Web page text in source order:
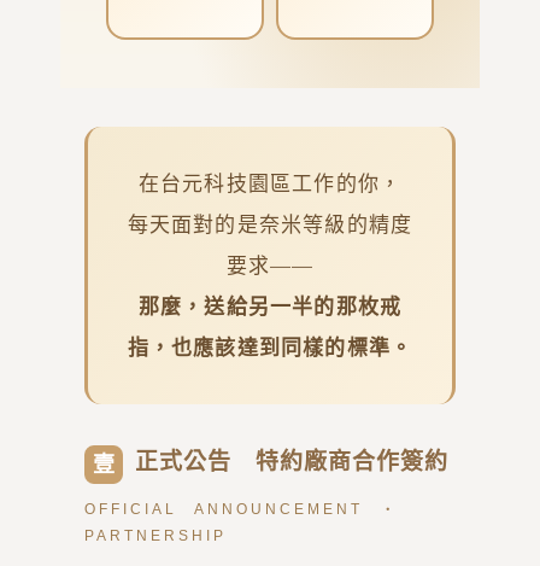
在台元科技園區工作的你，
每天面對的是奈米等級的精度
要求——
那麼，送給另一半的那枚戒
指，也應該達到同樣的標準。
壹 正式公告 特約廠商合作簽約
OFFICIAL ANNOUNCEMENT ・
PARTNERSHIP